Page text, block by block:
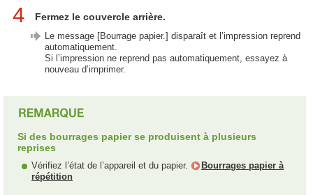
4 Fermez le couvercle arrière.
Le message [Bourrage papier.] disparaît et l’impression reprend
automatiquement.
Si l’impression ne reprend pas automatiquement, essayez à
nouveau d’imprimer.
Si des bourrages papier se produisent à plusieurs
reprises
Vérifiez l’état de l’appareil et du papier.
Bourrages papier à
répétition